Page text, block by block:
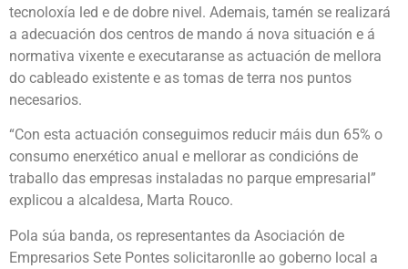
tecnoloxía led e de dobre nivel. Ademais, tamén se realizará
a adecuación dos centros de mando á nova situación e á
normativa vixente e executaranse as actuación de mellora
do cableado existente e as tomas de terra nos puntos
necesarios.
“Con esta actuación conseguimos reducir máis dun 65% o
consumo enerxético anual e mellorar as condicións de
traballo das empresas instaladas no parque empresarial”
explicou a alcaldesa, Marta Rouco.
Pola súa banda, os representantes da Asociación de
Empresarios Sete Pontes solicitaronlle ao goberno local a